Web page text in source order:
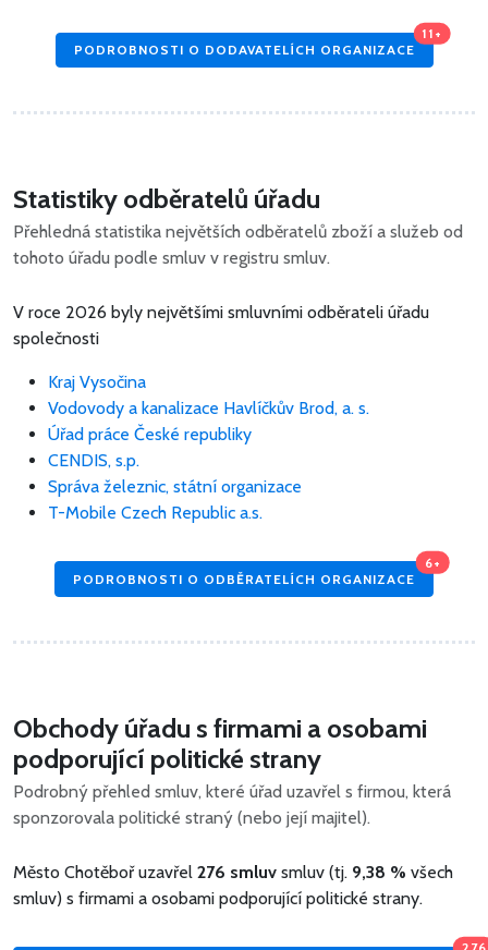
PODROBNOSTI O DODAVATELÍCH ORGANIZACE
11+
Statistiky odběratelů úřadu
Přehledná statistika největších odběratelů zboží a služeb od
tohoto úřadu podle smluv v registru smluv.
V roce 2026 byly největšími smluvními odběrateli úřadu
společnosti
Kraj Vysočina
Vodovody a kanalizace Havlíčkův Brod, a. s.
Úřad práce České republiky
CENDIS, s.p.
Správa železnic, státní organizace
T-Mobile Czech Republic a.s.
PODROBNOSTI O ODBĚRATELÍCH ORGANIZACE
6+
Obchody úřadu s firmami a osobami
podporující politické strany
Podrobný přehled smluv, které úřad uzavřel s firmou, která
sponzorovala politické straný (nebo její majitel).
Město Chotěboř uzavřel 276 smluv smluv (tj. 9,38 % všech
smluv) s firmami a osobami podporující politické strany.